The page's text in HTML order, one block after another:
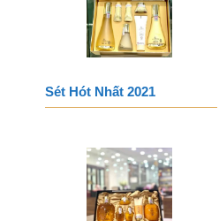
Sét Hót Nhất 2021